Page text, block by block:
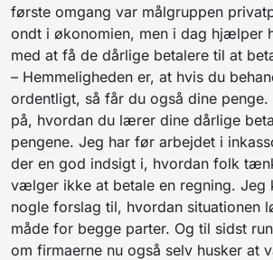
første omgang var målgruppen
ondt i økonomien, men i dag hjælper
med at få de dårlige betalere til at
– Hemmeligheden er, at hvis du
ordentligt, så får du også dine
på, hvordan du lærer dine dårlige
pengene. Jeg har før arbejdet i
der en god indsigt i, hvordan folk
vælger ikke at betale en regning. Jeg
nogle forslag til, hvordan situationen
måde for begge parter. Og til sidst
om firmaerne nu også selv husker at